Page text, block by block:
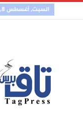
السبت, أغسطس 8, 2026